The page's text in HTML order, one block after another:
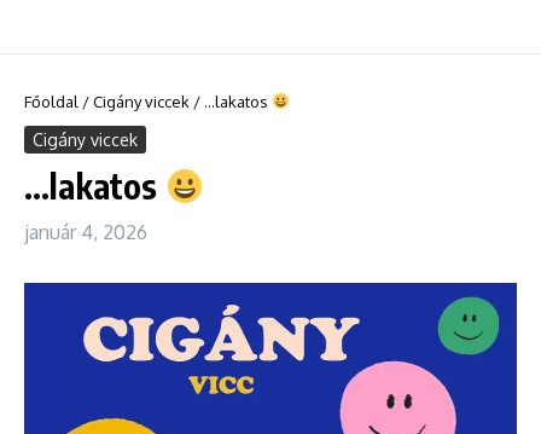
Főoldal /Cigány viccek / …lakatos
Cigány viccek
…lakatos
január 4, 2026